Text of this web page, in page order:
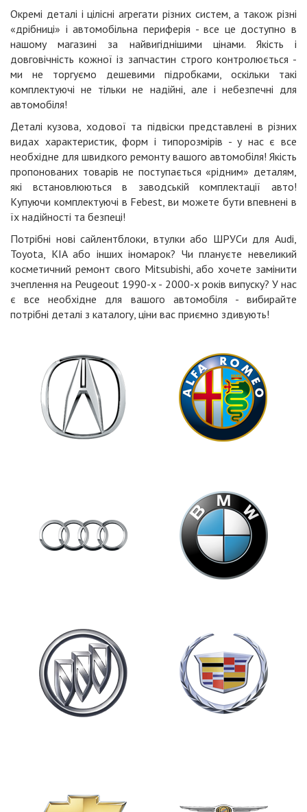
Окремі деталі і цілісні агрегати різних систем, а також різні
«дрібниці» і автомобільна периферія - все це доступно в
нашому магазині за найвигіднішими цінами. Якість і
довговічність кожної із запчастин строго контролюється -
ми не торгуємо дешевими підробками, оскільки такі
комплектуючі не тільки не надійні, але і небезпечні для
автомобіля!
Деталі кузова, ходової та підвіски представлені в різних
видах характеристик, форм і типорозмірів - у нас є все
необхідне для швидкого ремонту вашого автомобіля! Якість
пропонованих товарів не поступається «рідним» деталям,
які встановлюються в заводській комплектації авто!
Купуючи комплектуючі в Febest, ви можете бути впевнені в
їх надійності та безпеці!
Потрібні нові сайлентблоки, втулки або ШРУСи для Audi,
Toyota, KIA або інших іномарок? Чи плануєте невеликий
косметичний ремонт свого Mitsubishi, або хочете замінити
зчеплення на Peugeout 1990-х - 2000-х років випуску? У нас
є все необхідне для вашого автомобіля - вибирайте
потрібні деталі з каталогу, ціни вас приємно здивують!